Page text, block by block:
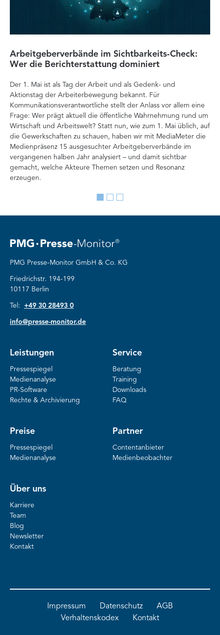
Arbeitgeberverbände im Sichtbarkeits-Check:
Wer die Berichterstattung dominiert
Der 1. Mai ist als Tag der Arbeit und als Gedenk- und
Aktionstag der Arbeiterbewegung bekannt. Für
Kommunikationsverantwortliche stellt der Anlass vor allem eine
Frage: Wer prägt aktuell die öffentliche Wahrnehmung rund um
Wirtschaft und Arbeitswelt? Statt nun, wie zum 1. Mai üblich, auf
die Gewerkschaften zu schauen, haben wir mit MediaMeter die
Medienpräsenz 15 ausgesuchter Arbeitgeberverbände im
vergangenen halben Jahr analysiert – und damit sichtbar
gemacht, welche Akteure Themen setzen und Resonanz
erzeugen.
Go
slide
Go
slide
Go
slide
PMG Presse-Monitor GmbH & Co. KG
Friedrichstr. 194-199
10117 Berlin
Tel: +49 30 28493 0
info@presse-monitor.de
Leistungen
Pressespiegel
Medienanalyse
PR-Software
Rechte & Archivierung
Service
Beratung
Training
Downloads
FAQ
Preise
Pressespiegel
Medienanalyse
Partner
Contentanbieter
Medienbeobachter
Über uns
Karriere
Team
Blog
Newsletter
Kontakt
Impressum Datenschutz
AGB
Verhaltenskodex
Kontakt